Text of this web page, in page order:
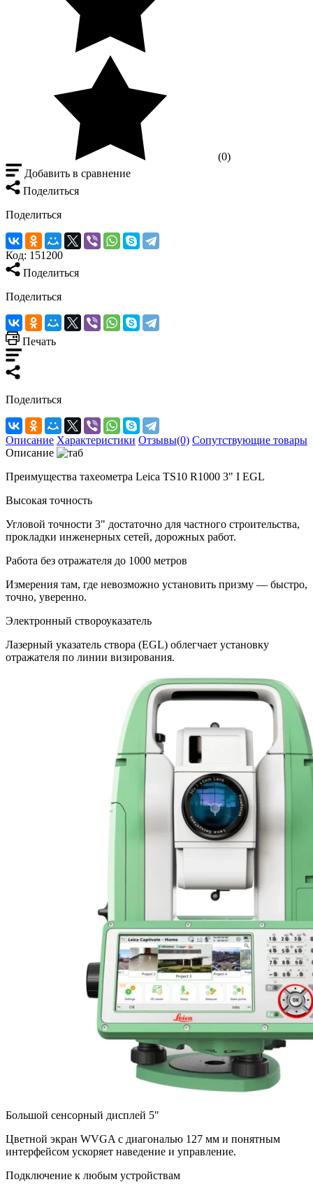
(0)
Добавить в сравнение
Поделиться
Поделиться
Код: 151200
Поделиться
Поделиться
Печать
Поделиться
Описание Характеристики Отзывы(0) Сопутствующие товары
Описание
Преимущества тахеометра Leica TS10 R1000 3" I EGL
Высокая точность
Угловой точности 3" достаточно для частного строительства,
прокладки инженерных сетей, дорожных работ.
Работа без отражателя до 1000 метров
Измерения там, где невозможно установить призму — быстро,
точно, уверенно.
Электронный створоуказатель
Лазерный указатель створа (EGL) облегчает установку
отражателя по линии визирования.
Большой сенсорный дисплей 5"
Цветной экран WVGA с диагональю 127 мм и понятным
интерфейсом ускоряет наведение и управление.
Подключение к любым устройствам